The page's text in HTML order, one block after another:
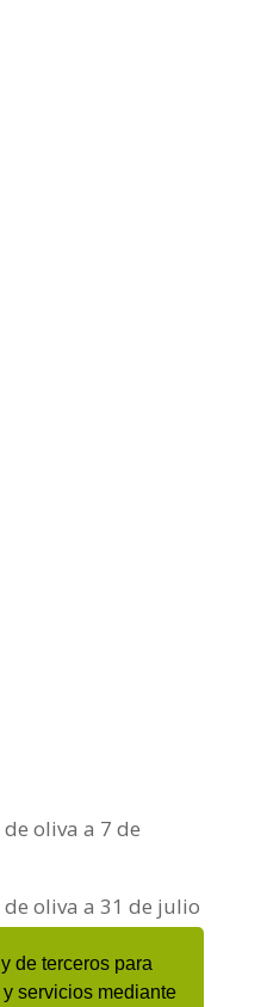
de terceros para
servicios mediante
oliva a 7 de
oliva a 31 de julio
oliva a 24 de julio